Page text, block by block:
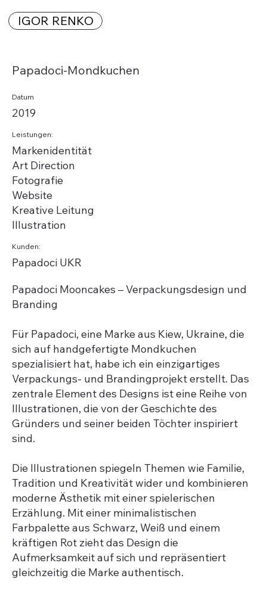
IGOR RENKO
Papadoci-Mondkuchen
Datum
2019
Leistungen:
Markenidentität
Art Direction
Fotografie
Website
Kreative Leitung
Illustration
Kunden:
Papadoci UKR
Papadoci Mooncakes – Verpackungsdesign und
Branding
Für Papadoci, eine Marke aus Kiew, Ukraine, die
sich auf handgefertigte Mondkuchen
spezialisiert hat, habe ich ein einzigartiges
Verpackungs- und Brandingprojekt erstellt. Das
zentrale Element des Designs ist eine Reihe von
Illustrationen, die von der Geschichte des
Gründers und seiner beiden Töchter inspiriert
sind.
Die Illustrationen spiegeln Themen wie Familie,
Tradition und Kreativität wider und kombinieren
moderne Ästhetik mit einer spielerischen
Erzählung. Mit einer minimalistischen
Farbpalette aus Schwarz, Weiß und einem
kräftigen Rot zieht das Design die
Aufmerksamkeit auf sich und repräsentiert
gleichzeitig die Marke authentisch.
Bildtitel